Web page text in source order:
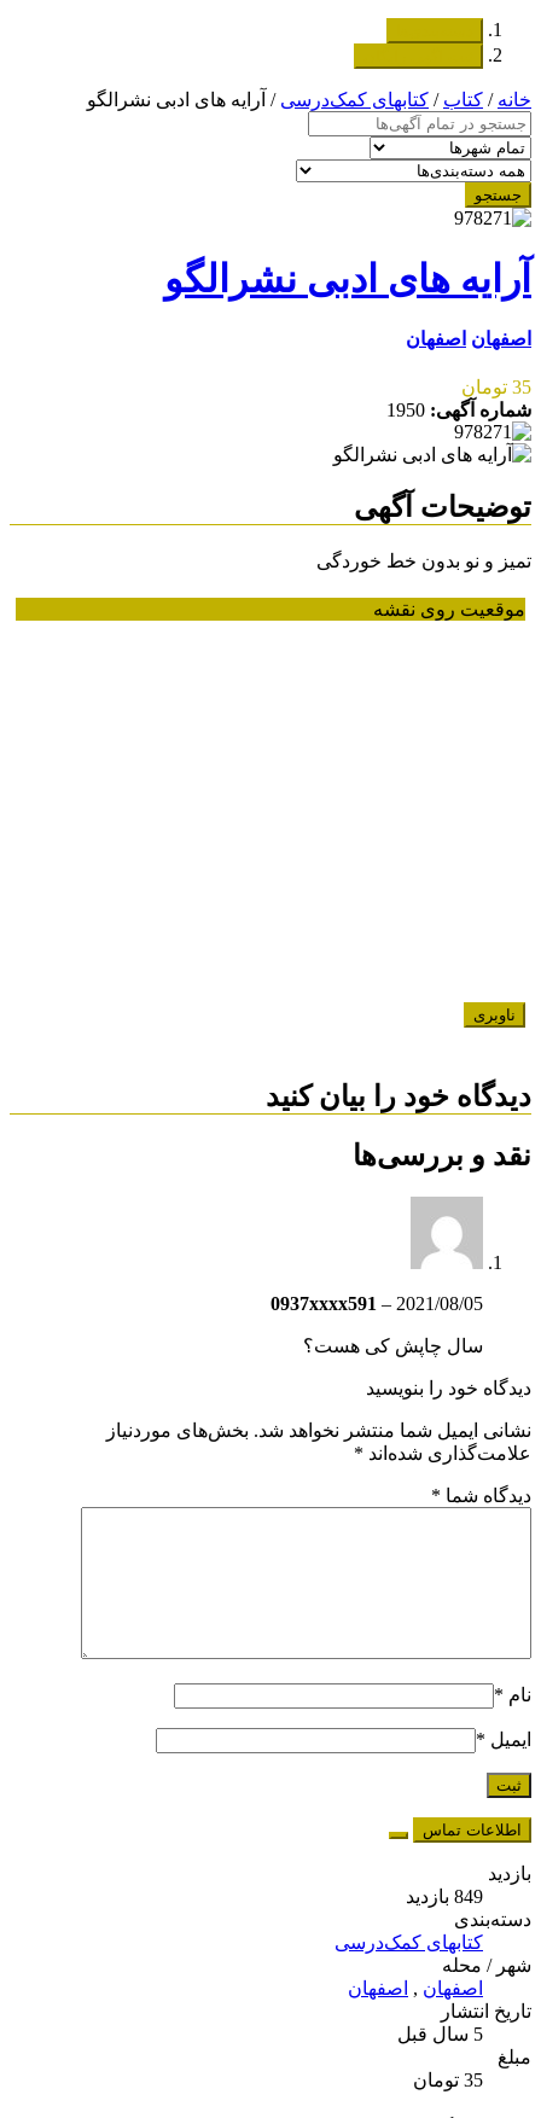
خانه/ کتاب/ کتابهای کمک‌درسی / آرایه های ادبی نشرالگو
جستجو
آرایه های ادبی نشرالگو
اصفهان اصفهان
35 تومان
شماره آگهی: 1950
توضیحات آگهی
تمیز و نو بدون خط خوردگی
موقعیت روی نقشه
ناوبری
دیدگاه خود را بیان کنید
نقد و بررسی‌ها
0937xxxx591– 2021/08/05
سال چاپش کی هست؟
دیدگاه خود را بنویسید
نشانی ایمیل شما منتشر نخواهد شد.بخش‌های موردنیاز
علامت‌گذاری شده‌اند *
دیدگاه شما *
نام *
ایمیل *
اطلاعات تماس
بازدید
849 بازدید
دسته‌بندی
کتابهای کمک‌درسی
شهر / محله
اصفهان, اصفهان
تاریخ انتشار
5 سال قبل
مبلغ
35 تومان